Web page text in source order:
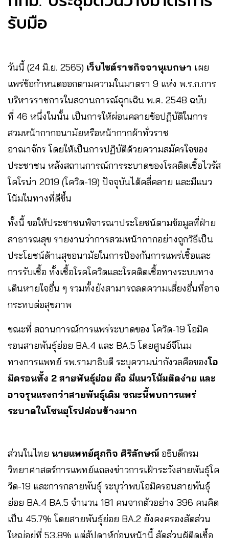
รับมือ
วันนี้ (24 มิ.ย. 2565) เว็บไซต์ราชกิจจานุเบกษา เผย
แพร่ข้อกำหนดออกตามความในมาตรา 9 แห่ง พ.ร.ก.การ
บริหารราชการในสถานการณ์ฉุกเฉิน พ.ศ. 2548 ฉบับ
ที่ 46 หนึ่งในนั้น เป็นการให้ผ่อนคลายข้อปฏิบัติในการ
สวมหน้ากากอนามัยหรือหน้ากากผ้าทั่วราช
อาณาจักร โดยให้เป็นการปฏิบัติด้วยความสมัครใจของ
ประชาชน หลังสถานการณ์การระบาดของโรคติดเชื้อไวรัส
โคโรน่า 2019 (โควิด-19) ปัจจุบันได้คลี่คลาย และมีแนว
โน้มในทางที่ดีขึ้น
ทั้งนี้ ขอให้ประชาชนพิจารณาประโยชน์ตามข้อมูลที่ฝ่าย
สาธารณสุข รายงานว่าการสวมหน้ากากอย่างถูกวิธีเป็น
ประโยชน์ด้านสุขอนามัยในการป้องกันการแพร่เชื้อและ
การรับเชื้อ ทั้งเชื้อโรคโควิดและโรคติดเชื้อทางระบบทาง
เดินหายใจอื่น ๆ รวมทั้งยังสามารถลดความเสี่ยงอื่นที่อาจ
กระทบต่อสุขภาพ
ขณะที่ สถานการณ์การแพร่ระบาดของ โควิด-19 โอมิค
รอนสายพันธุ์ย่อย BA.4 และ BA.5 โดยศูนย์จีโนม
ทางการแพทย์ รพ.รามาธิบดี ระบุความน่ากังวลคือของโอ
มิครอนทั้ง 2 สายพันธุ์ย่อย คือ มีแนวโน้มติดง่าย และ
อาจรุนแรงกว่าสายพันธุ์เดิม ขณะนี้พบการแพร่
ระบาดในโซนยุโรปค่อนข้างมาก
ส่วนในไทย นายแพทย์ศุภกิจ ศิริลักษณ์ อธิบดีกรม
วิทยาศาสตร์การแพทย์แถลงข่าวการเฝ้าระวังสายพันธุ์โค
วิด-19 และการกลายพันธุ์ ระบุว่าพบโอมิครอนสายพันธุ์
ย่อย BA.4 BA.5 จำนวน 181 คนจากตัวอย่าง 396 คนคิด
เป็น 45.7% โดยสายพันธุ์ย่อย BA.2 ยังคงครองสัดส่วน
ใหญ่อยู่ที่ 53.8% แต่สัปดาห์ก่อนหน้านี้ สัดส่วนผู้ติดเชื้อ